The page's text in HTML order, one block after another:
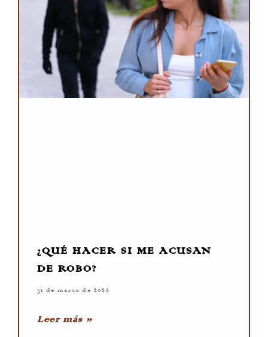
¿QUÉ HACER SI ME ACUSAN
DE ROBO?
31 de marzo de 2026
Leer más »